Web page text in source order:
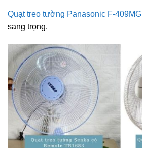
Quạt treo tường Panasonic F-409MG
sang trọng.